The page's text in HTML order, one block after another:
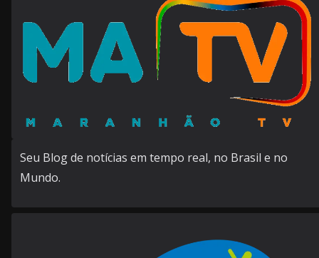
Seu Blog de notícias em tempo real, no Brasil e no
Mundo.